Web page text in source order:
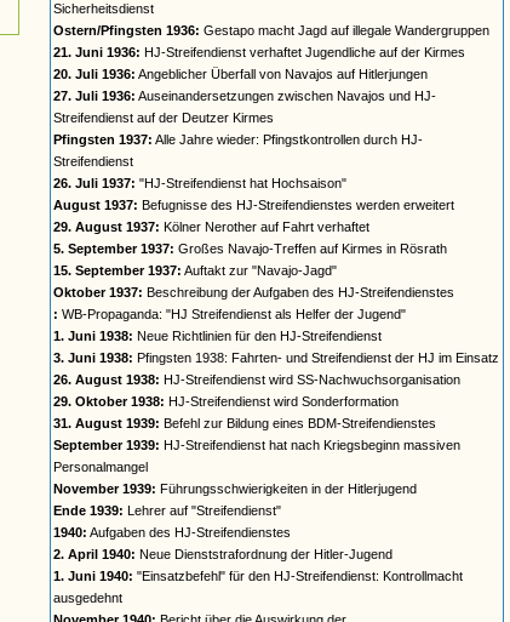
Sicherheitsdienst
Ostern/Pfingsten 1936: Gestapo macht Jagd auf illegale Wandergruppen
21. Juni 1936: HJ-Streifendienst verhaftet Jugendliche auf der Kirmes
20. Juli 1936: Angeblicher Überfall von Navajos auf Hitlerjungen
27. Juli 1936: Auseinandersetzungen zwischen Navajos und HJ-
Streifendienst auf der Deutzer Kirmes
Pfingsten 1937: Alle Jahre wieder: Pfingstkontrollen durch HJ-
Streifendienst
26. Juli 1937: "HJ-Streifendienst hat Hochsaison"
August 1937: Befugnisse des HJ-Streifendienstes werden erweitert
29. August 1937: Kölner Nerother auf Fahrt verhaftet
5. September 1937: Großes Navajo-Treffen auf Kirmes in Rösrath
15. September 1937: Auftakt zur "Navajo-Jagd"
Oktober 1937: Beschreibung der Aufgaben des HJ-Streifendienstes
: WB-Propaganda: "HJ Streifendienst als Helfer der Jugend"
1. Juni 1938: Neue Richtlinien für den HJ-Streifendienst
3. Juni 1938: Pfingsten 1938: Fahrten- und Streifendienst der HJ im Einsatz
26. August 1938: HJ-Streifendienst wird SS-Nachwuchsorganisation
29. Oktober 1938: HJ-Streifendienst wird Sonderformation
31. August 1939: Befehl zur Bildung eines BDM-Streifendienstes
September 1939: HJ-Streifendienst hat nach Kriegsbeginn massiven
Personalmangel
November 1939: Führungsschwierigkeiten in der Hitlerjugend
Ende 1939: Lehrer auf "Streifendienst"
1940: Aufgaben des HJ-Streifendienstes
2. April 1940: Neue Dienststrafordnung der Hitler-Jugend
1. Juni 1940: "Einsatzbefehl" für den HJ-Streifendienst: Kontrollmacht
ausgedehnt